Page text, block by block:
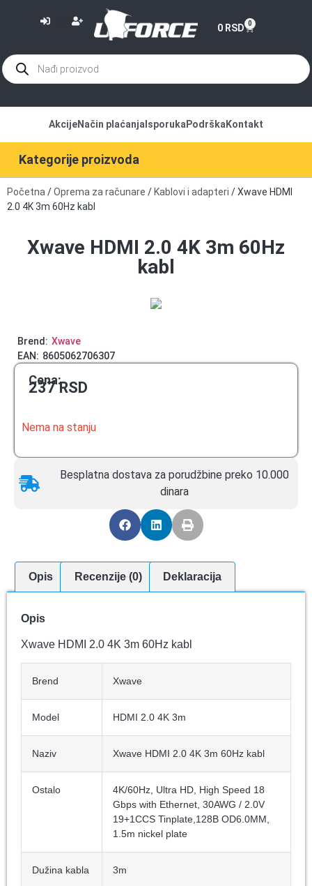
0 RSD 0
Kategorije proizvoda
AkcijeNačin plaćanja Isporuka Podrška Kontakt
Početna /Oprema za računare / Kablovi i adapteri / Xwave HDMI
2.0 4K 3m 60Hz kabl
Xwave HDMI 2.0 4K 3m 60Hz
kabl
Brend: Xwave
EAN: 8605062706307
Cena:
237RSD
Nema na stanju
Besplatna dostava za porudžbine preko 10.000
dinara
Opis Recenzije (0) Deklaracija
Opis
Xwave HDMI 2.0 4K 3m 60Hz kabl
Brend Xwave
Model HDMI 2.0 4K 3m
Naziv Xwave HDMI 2.0 4K 3m 60Hz kabl
Ostalo
4K/60Hz, Ultra HD, High Speed 18
Gbps with Ethernet, 30AWG / 2.0V
19+1CCS Tinplate,128B OD6.0MM,
1.5m nickel plate
Dužina kabla 3m